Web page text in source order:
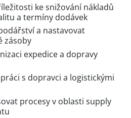
ke snižování nákladů
a termíny dodávek
a nastavovat
zásoby
expedice a dopravy
s dopravci a logistickými
procesy v oblasti supply